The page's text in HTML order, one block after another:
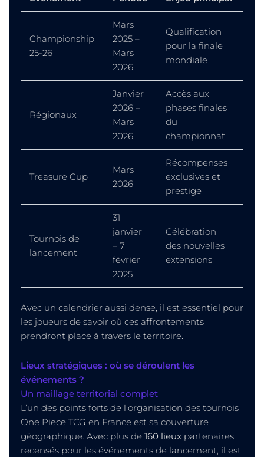
Championship
25-26
Mars
2025 –
Mars
2026
Qualification
pour la finale
mondiale
Régionaux
Janvier
2026 –
Mars
2026
Accès aux
phases finales
du
championnat
Treasure Cup
Mars
2026
Récompenses
exclusives et
prestige
Tournois de
lancement
31
janvier
– 7
février
2025
Célébration
des nouvelles
extensions
Avec un calendrier aussi dense, il est essentiel pour
les joueurs de savoir où ces affrontements
prendront place à travers le territoire.
Lieux stratégiques : où se déroulent les
événements ?
Un maillage territorial complet
L’un des points forts de l’organisation des tournois
One Piece TCG en France est sa couverture
géographique. Avec plus de 160 lieuxpartenaires
recensés pour les événements de lancement, il est